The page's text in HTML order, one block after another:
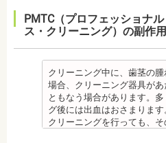
の場合は、鎮痛剤、吐き気止
のもと服用してください。
・治療の経過と治療後の見た
らわれる治療です。また、
も起こりえます。歯科医師
・矯正力が強すぎると、歯
収」が起こるリスクが高くな
・歯や骨の状態、歯の動き
合、虫歯や歯周病の発生など
期間が長くなる場合がありま
す。
・矯正終了して数か月から数
せが悪くなる可能性がありま
なると、咀嚼障害、頭痛、
す。
また、かみ合わせのバラン
大きく開かない、食事を噛
節症を発症する場合があり
調症になることもあります。
合は、かみ合わせの治療を
ッ素塗布など、歯科医院で
す。
・矯正中は、虫歯や歯周病
病の治療を行う必要もありま
治療終了後
・矯正終了後に噛み合わせ
ます。
噛み合わせが悪くなると、
囲炎という病気にかかる可
ラントの機能をより長く維持
異なり保険適用外となります
・インプラント治療は、お
れません。骨の成長途中に
ント治療はできません。痛み
療に使用するため妊娠中、妊
授乳中の方は、インプラン
はなく、デメリットもある
歯科医師と十分に相談しまし
【プロフィール】
日本大学歯学部卒業
日本大学歯学部口腔外科第
歯学博士（口腔外科学）
日本大学歯学部非常勤講師
社会福祉法人富士白苑理事
・歯のクリーニングは、歯
ニング」と書いているところ
るところがあります。PMTC
るのに対し、クリーニング
石を落とすスケーリングの場
るので、事前に内容を確認
監修医情報 医療法人社団
宏先生
【プロフィール】
PMTC（プロフェッショナ
ス・クリーニング）の副作
クリーニング中に、歯茎の
場合、クリーニング器具が
ともなう場合があります。
グ後には出血はおさまります
クリーニングを行っても、